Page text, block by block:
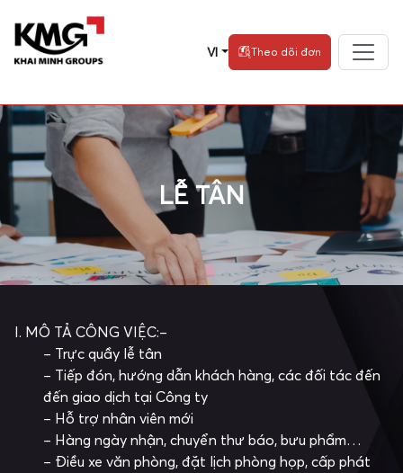
VI Theo dõi đơn
LỄ TÂN
I. MÔ TẢ CÔNG VIỆC:–
– Trực quầy lễ tân
– Tiếp đón, hướng dẫn khách hàng, các đối tác đến
đến giao dịch tại Công ty
– Hỗ trợ nhân viên mới
– Hàng ngày nhận, chuyển thư báo, bưu phẩm…
– Điều xe văn phòng, đặt lịch phòng họp, cấp phát